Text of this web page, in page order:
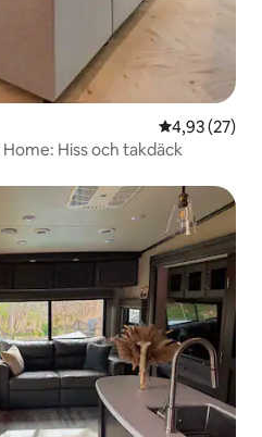
4,93 av 5 i
4,93 (27)
Hiss och takdäck